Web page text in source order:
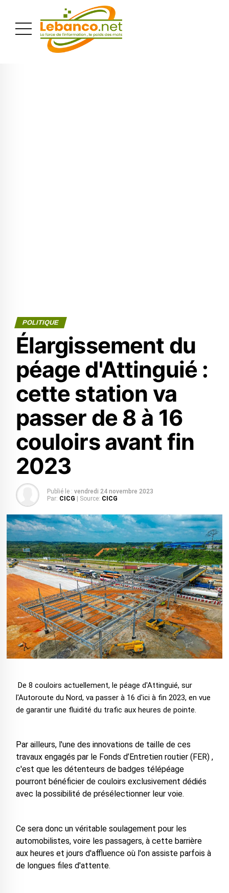
POLITIQUE
Élargissement du
péage d'Attinguié :
cette station va
passer de 8 à 16
couloirs avant fin
2023
Publié le : vendredi 24 novembre 2023
Par: CICG | Source: CICG
De 8 couloirs actuellement, le péage d'Attinguié, sur
l'Autoroute du Nord, va passer à 16 d'ici à fin 2023, en vue
de garantir une fluidité du trafic aux heures de pointe.
Par ailleurs, l'une des innovations de taille de ces
travaux engagés par le Fonds d’Entretien routier (FER) ,
c'est que les détenteurs de badges télépéage
pourront bénéficier de couloirs exclusivement dédiés
avec la possibilité de présélectionner leur voie.
Ce sera donc un véritable soulagement pour les
automobilistes, voire les passagers, à cette barrière
aux heures et jours d'affluence où l'on assiste parfois à
de longues files d'attente.